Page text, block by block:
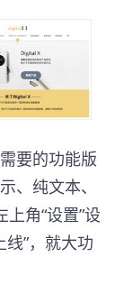
要的功能版
、纯文本、
角“设置”设
”，就大功